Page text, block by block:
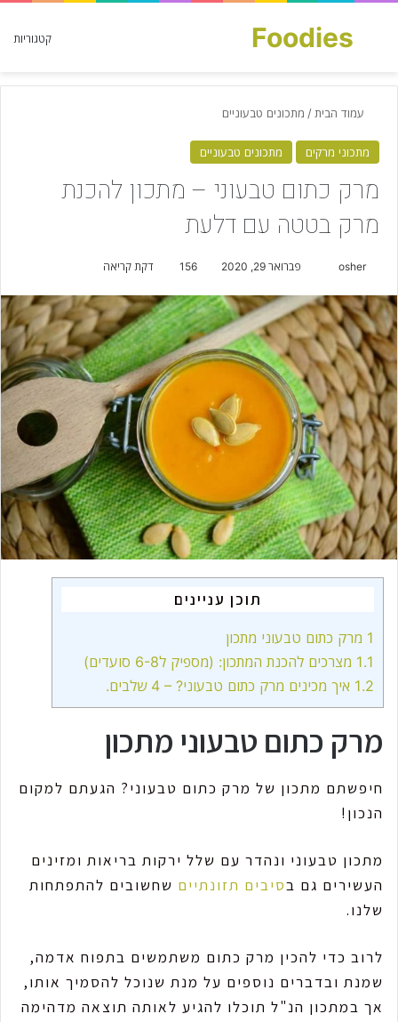
קטגוריות Foodies
חפש עבור
עמוד הבית / מתכונים טבעוניים
מתכוני מרקים מתכונים טבעוניים
מרק כתום טבעוני – מתכון להכנת
מרק בטטה עם דלעת
osher
n
d
a
n
e
m
a
i
l
פברואר 29, 2020 156 דקת קריאה
תוכן עניינים
1 מרק כתום טבעוני מתכון
1.1 מצרכים להכנת המתכון: (מספיק ל6-8 סועדים)
1.2 איך מכינים מרק כתום טבעוני? – 4 שלבים.
מרק כתום טבעוני מתכון
חיפשתם מתכון של מרק כתום טבעוני? הגעתם למקום
הנכון!
מתכון טבעוני ונהדר עם שלל ירקות בריאות ומזינים
העשירים גם בסיבים תזונתיים שחשובים להתפתחות
שלנו.
לרוב כדי להכין מרק כתום משתמשים בתפוח אדמה,
שמנת ובדברים נוספים על מנת שנוכל להסמיך אותו,
אך במתכון הנ"ל תוכלו להגיע לאותה תוצאה מדהימה